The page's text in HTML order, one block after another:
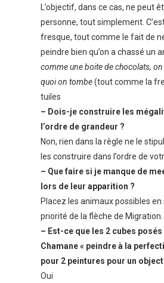
L’objectif, dans ce cas, ne peut
personne, tout simplement.
fresque, tout comme le fait de
peindre bien qu’on a chassé un
comme une boite de chocolats,
quoi on tombe(tout comme la
tuiles
– Dois-je construire les
l’ordre de grandeur ?
Non, rien dans la règle ne le
les construire dans l’ordre de
– Que faire si je manque de
lors de leur apparition ?
Placez les animaux possibles en
priorité de la flèche de Migration.
– Est-ce que les 2 cubes posés
Chamane « peindre à la
pour 2 peintures pour un
Oui